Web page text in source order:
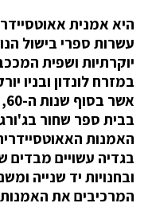
היא אמנית
עשרות ספרי בישול
יוקרתיות ושפית
במזרח לונדון ובניו
בבית ספר שחור
בגדיה עשויים מבדים
ובחנויות יד שנייה
המרכיבים את